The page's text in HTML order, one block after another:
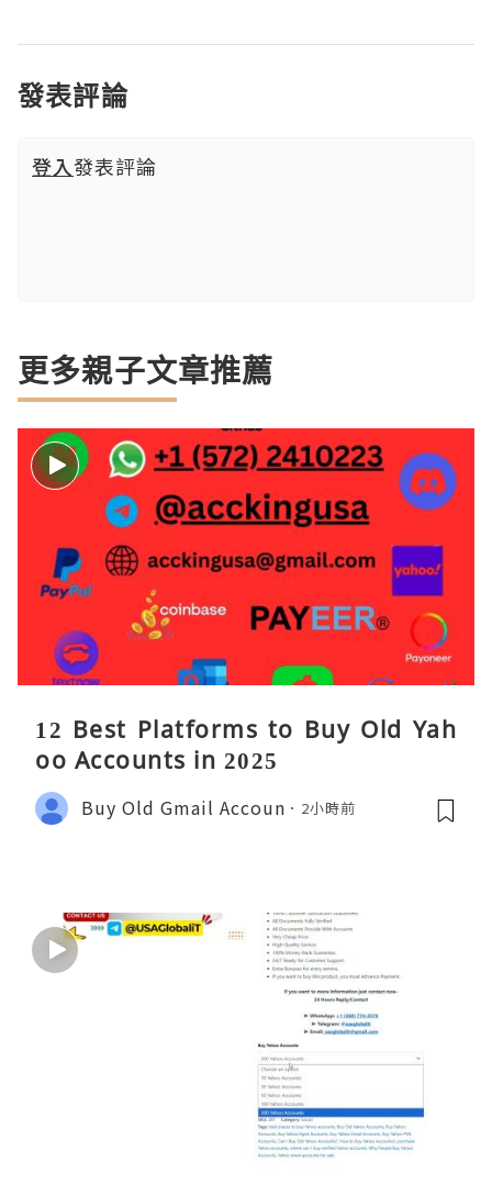
發表評論
登入發表評論
更多親子文章推薦
12 Best Platforms to Buy Old Yah
oo Accounts in 2025
Buy Old Gmail Accoun 2小時前